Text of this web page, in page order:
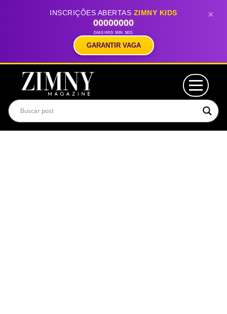
INSCRIÇÕES ABERTAS ZIMNY KIDS
00
DIAS
00
HRS
00
MIN
00
SEG
GARANTIR VAGA
×